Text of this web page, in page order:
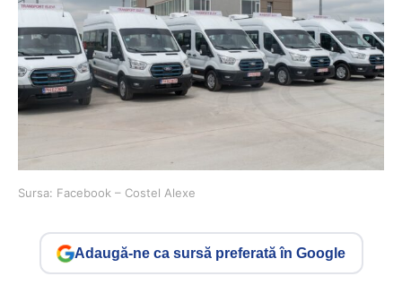
Sursa: Facebook – Costel Alexe
Adaugă-ne ca sursă preferată în Google